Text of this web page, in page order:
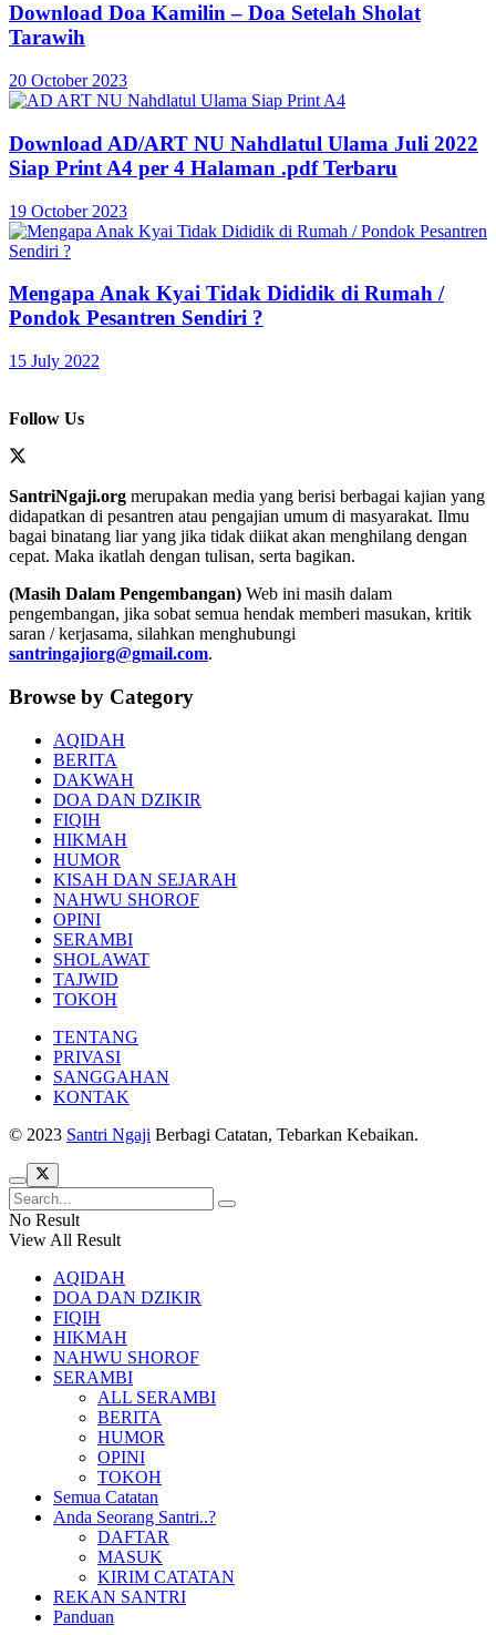
Download Doa Kamilin – Doa Setelah Sholat
Tarawih
20 October 2023
Download AD/ART NU Nahdlatul Ulama Juli 2022
Siap Print A4 per 4 Halaman .pdf Terbaru
19 October 2023
Mengapa Anak Kyai Tidak Dididik di Rumah /
Pondok Pesantren Sendiri ?
15 July 2022
Follow Us
SantriNgaji.org merupakan media yang berisi berbagai kajian yang
didapatkan di pesantren atau pengajian umum di masyarakat. Ilmu
bagai binatang liar yang jika tidak diikat akan menghilang dengan
cepat. Maka ikatlah dengan tulisan, serta bagikan.
(Masih Dalam Pengembangan) Web ini masih dalam
pengembangan, jika sobat semua hendak memberi masukan, kritik
saran / kerjasama, silahkan menghubungi
santringajiorg@gmail.com.
Browse by Category
AQIDAH
BERITA
DAKWAH
DOA DAN DZIKIR
FIQIH
HIKMAH
HUMOR
KISAH DAN SEJARAH
NAHWU SHOROF
OPINI
SERAMBI
SHOLAWAT
TAJWID
TOKOH
TENTANG
PRIVASI
SANGGAHAN
KONTAK
© 2023 Santri Ngaji Berbagi Catatan, Tebarkan Kebaikan.
No Result
View All Result
AQIDAH
DOA DAN DZIKIR
FIQIH
HIKMAH
NAHWU SHOROF
SERAMBI
ALL SERAMBI
BERITA
HUMOR
OPINI
TOKOH
Semua Catatan
Anda Seorang Santri..?
DAFTAR
MASUK
KIRIM CATATAN
REKAN SANTRI
Panduan